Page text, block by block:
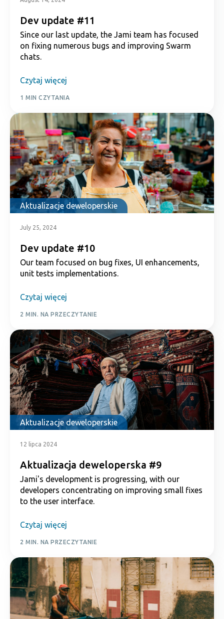
Dev update #11
Since our last update, the Jami team has focused
on fixing numerous bugs and improving Swarm
chats.
Czytaj więcej
1 MIN CZYTANIA
Aktualizacje deweloperskie
July 25, 2024
Dev update #10
Our team focused on bug fixes, UI enhancements,
unit tests implementations.
Czytaj więcej
2 MIN. NA PRZECZYTANIE
Aktualizacje deweloperskie
12 lipca 2024
Aktualizacja deweloperska #9
Jami's development is progressing, with our
developers concentrating on improving small fixes
to the user interface.
Czytaj więcej
2 MIN. NA PRZECZYTANIE